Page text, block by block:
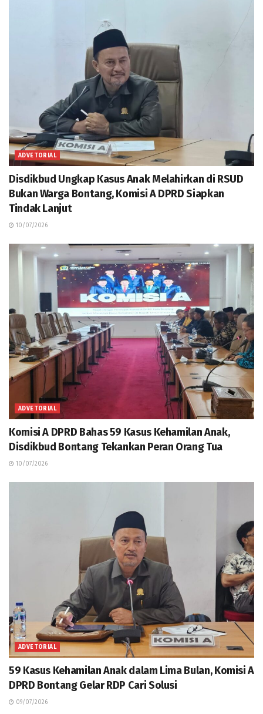
ADVETORIAL
Disdikbud Ungkap Kasus Anak Melahirkan di RSUD
Bukan Warga Bontang, Komisi A DPRD Siapkan
Tindak Lanjut
10/07/2026
ADVETORIAL
Komisi A DPRD Bahas 59 Kasus Kehamilan Anak,
Disdikbud Bontang Tekankan Peran Orang Tua
10/07/2026
ADVETORIAL
59 Kasus Kehamilan Anak dalam Lima Bulan, Komisi A
DPRD Bontang Gelar RDP Cari Solusi
09/07/2026